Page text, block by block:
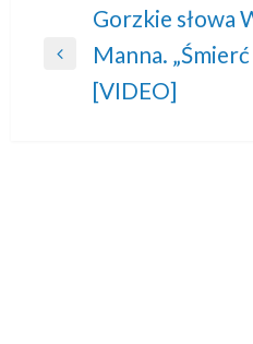
Nawigacja
wpisu
Previous
Gorzkie słowa
Manna.
[VIDEO]